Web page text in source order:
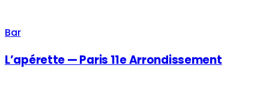
Bar
L’apérette — Paris 11e Arrondissement